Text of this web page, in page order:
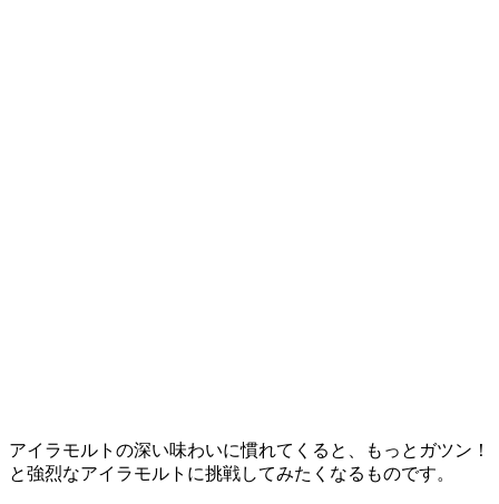
アイラモルトの深い味わいに慣れてくると、もっとガツン！
と強烈なアイラモルトに挑戦してみたくなるものです。